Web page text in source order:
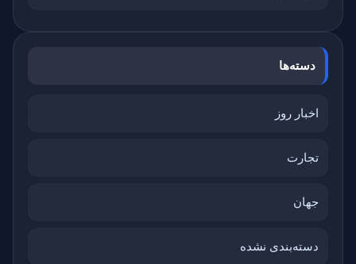
دسته‌ها
اخبار روز
تجارت
جهان
دسته‌بندی نشده